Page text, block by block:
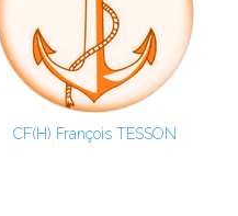
CF(H) François TESSON